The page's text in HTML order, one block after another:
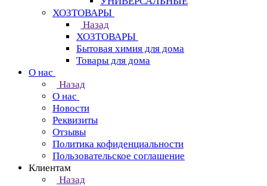
ХОЗТОВАРЫ
Назад
ХОЗТОВАРЫ
Бытовая химия для дома
Товары для дома
О нас
Назад
О нас
Новости
Реквизиты
Отзывы
Политика кофиденциальности
Пользовательское соглашение
Клиентам
Назад